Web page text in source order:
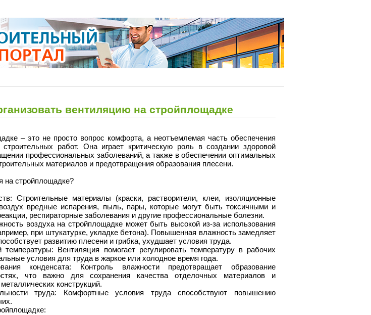
вентиляцию на стройплощадке
– это не просто вопрос комфорта, а неотъемлемая часть обеспечения
строительных работ. Она играет критическую роль в создании здоровой
профессиональных заболеваний, а также в обеспечении оптимальных
материалов и предотвращения образования плесени.
на стройплощадке?
Строительные материалы (краски, растворители, клеи, изоляционные
вредные испарения, пыль, пары, которые могут быть токсичными и
респираторные заболевания и другие профессиональные болезни.
воздуха на стройплощадке может быть высокой из-за использования
при штукатурке, укладке бетона). Повышенная влажность замедляет
развитию плесени и грибка, ухудшает условия труда.
Вентиляция помогает регулировать температуру в рабочих
условия для труда в жаркое или холодное время года.
конденсата: Контроль влажности предотвращает образование
что важно для сохранения качества отделочных материалов и
конструкций.
труда: Комфортные условия труда способствуют повышению